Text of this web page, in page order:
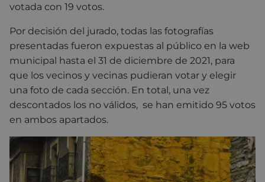
votada con 19 votos.
Por decisión del jurado, todas las fotografías
presentadas fueron expuestas al público en la web
municipal hasta el 31 de diciembre de 2021, para
que los vecinos y vecinas pudieran votar y elegir
una foto de cada sección. En total, una vez
descontados los no válidos, se han emitido 95 votos
en ambos apartados.